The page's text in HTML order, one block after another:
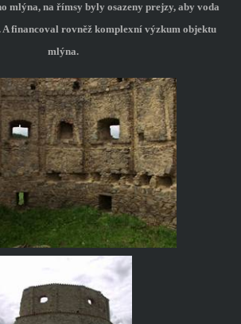
mlýna, na římsy byly osazeny prejzy, aby voda
A financoval rovněž komplexní výzkum objektu
mlýna.